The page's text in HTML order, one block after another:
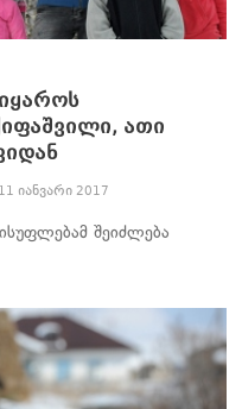
ათი
იანვარი 2017
შეიძლება